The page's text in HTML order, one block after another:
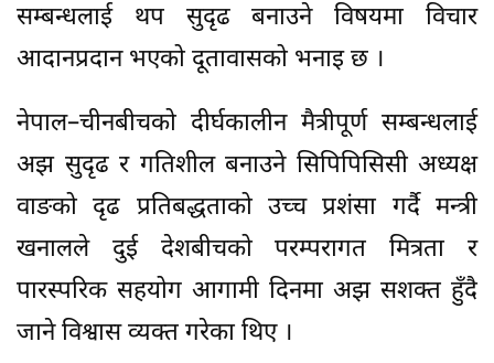
सम्बन्धलाई थप सुदृढ बनाउने विषयमा विचार
आदानप्रदान भएको दूतावासको भनाइ छ ।
नेपाल–चीनबीचको दीर्घकालीन मैत्रीपूर्ण सम्बन्धलाई
अझ सुदृढ र गतिशील बनाउने सिपिपिसिसी अध्यक्ष
वाङको दृढ प्रतिबद्धताको उच्च प्रशंसा गर्दै मन्त्री
खनालले दुई देशबीचको परम्परागत मित्रता र
पारस्परिक सहयोग आगामी दिनमा अझ सशक्त हुँदै
जाने विश्वास व्यक्त गरेका थिए ।